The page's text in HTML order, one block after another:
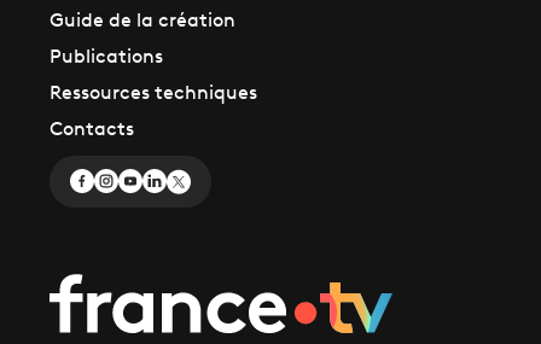
Guide de la création
Publications
Ressources techniques
Contacts